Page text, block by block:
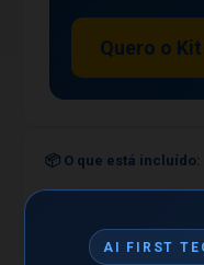
Quero o
📦 O que está incluído:
✅ Acesso imediato
AI FIRST